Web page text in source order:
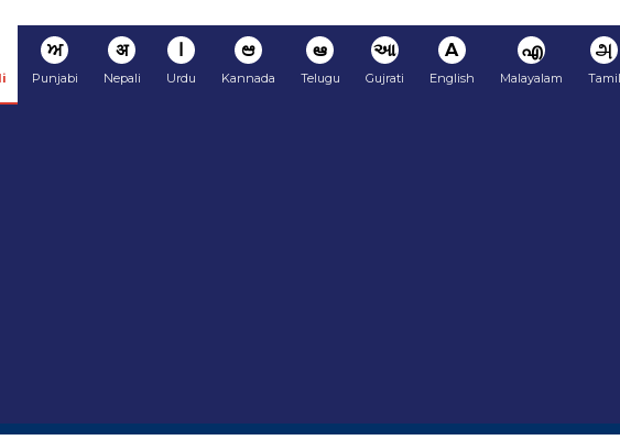
ਅ
Punjabi
अ
Nepali
ا
Urdu
ಆ
Kannada
ఆ
Telugu
આ
Gujrati
A
English
എ
Malayalam
அ
Tamil